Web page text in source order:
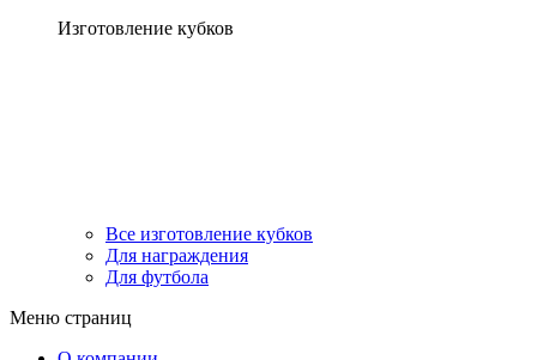
Изготовление кубков
Все изготовление кубков
Для награждения
Для футбола
Меню страниц